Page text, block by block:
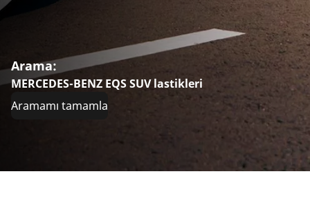
Arama:
MERCEDES-BENZ EQS SUV lastikleri
Aramamı tamamla